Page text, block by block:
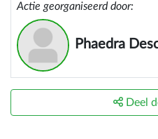
Actie georganiseerd door:
Phaedra
Deel